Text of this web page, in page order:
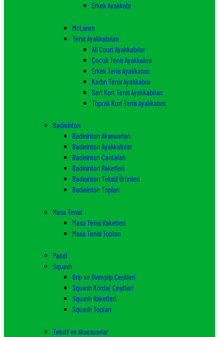
Erkek Ayakkabı
McLaren
Tenis Ayakkabıları
All Court Ayakkabılar
Çocuk Tenis Ayakkabısı
Erkek Tenis Ayakkabısı
Kadın Tenis Ayakkabısı
Sert Kort Tenis Ayakkabıları
Toprak Kort Tenis Ayakkabısı
Badminton
Badminton Akseuarları
Badminton Ayakkabılar
Badminton Çantaları
Badminton Raketleri
Badminton Tekstil Ürünleri
Badminton Topları
Masa Tenisi
Masa Tenisi Raketleri
Masa Tenisi Topları
Padel
Squash
Grip ve Overgrip Çeşitleri
Squash Kordaj Çeşitleri
Squash Raketleri
Squash Topları
Tekstil ve Aksesuarlar